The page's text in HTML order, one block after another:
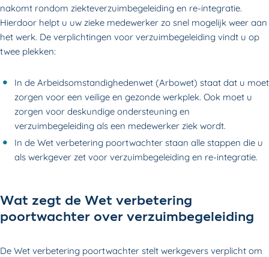
nakomt rondom ziekteverzuimbegeleiding en re-integratie.
Hierdoor helpt u uw zieke medewerker zo snel mogelijk weer aan
het werk. De verplichtingen voor verzuimbegeleiding vindt u op
twee plekken:
In de Arbeidsomstandighedenwet (Arbowet) staat dat u moet
zorgen voor een veilige en gezonde werkplek. Ook moet u
zorgen voor deskundige ondersteuning en
verzuimbegeleiding als een medewerker ziek wordt.
In de Wet verbetering poortwachter staan alle stappen die u
als werkgever zet voor verzuimbegeleiding en re-integratie.
Wat zegt de Wet verbetering
poortwachter over verzuimbegeleiding
De Wet verbetering poortwachter stelt werkgevers verplicht om